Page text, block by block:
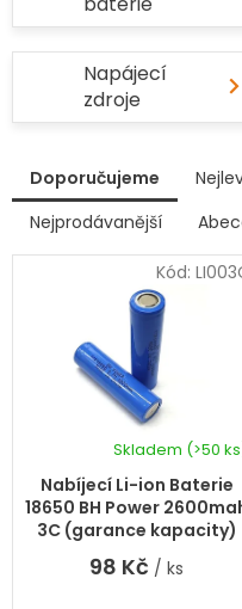
Napájecí
zdroje
a
Doporučujeme
Nejprodávanější
ý
i
Nabíjecí Li-ion Baterie
18650 BH Power
3C (garance kapacity)
hodnocení
produktu
Skladem (>50
98 Kč / ks
Kód: